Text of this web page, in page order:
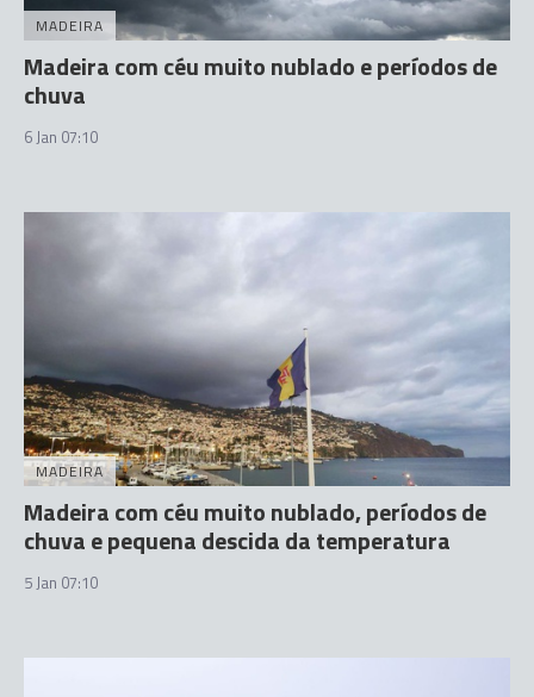
MADEIRA
Madeira com céu muito nublado e períodos de
chuva
6 Jan 07:10
MADEIRA
Madeira com céu muito nublado, períodos de
chuva e pequena descida da temperatura
5 Jan 07:10